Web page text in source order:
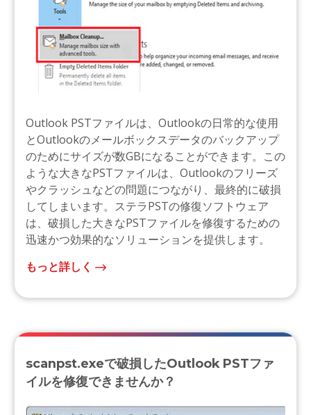
Outlook PSTファイルは、Outlookの日常的な使用
とOutlookのメールボックスデータのバックアップ
のためにサイズが数GBになることができます。この
ような大きなPSTファイルは、Outlookのフリーズ
やクラッシュなどの問題につながり、最終的に破損
してしまいます。ステラPSTの修復ソフトウェア
は、破損した大きなPSTファイルを修復するための
迅速かつ効果的なソリューションを提供します。
もっと詳しく
scanpst.exeで破損したOutlook PSTファ
イルを修復できませんか？